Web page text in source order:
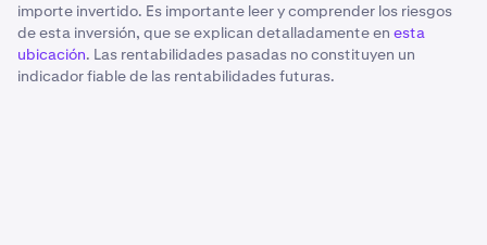
importe invertido. Es importante leer y comprender los riesgos
de esta inversión, que se explican detalladamente en esta
ubicación. Las rentabilidades pasadas no constituyen un
indicador fiable de las rentabilidades futuras.